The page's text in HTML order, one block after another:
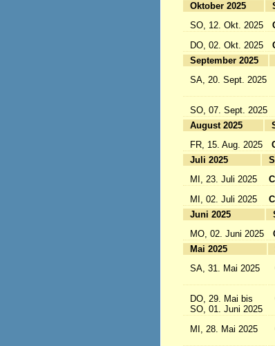
Oktober 2025
SO, 12. Okt. 2025
DO, 02. Okt. 2025
September 2025
SA, 20. Sept. 2025
SO, 07. Sept. 2025
August 2025
FR, 15. Aug. 2025
Juli 2025
MI, 23. Juli 2025
MI, 02. Juli 2025
Juni 2025
MO, 02. Juni 2025
Mai 2025
SA, 31. Mai 2025
DO, 29. Mai bis
SO, 01. Juni 2025
MI, 28. Mai 2025